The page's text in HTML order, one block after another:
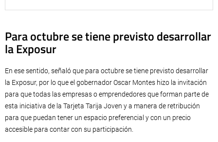
Para octubre se tiene previsto desarrollar
la Exposur
En ese sentido, señaló que para octubre se tiene previsto desarrollar
la Exposur, por lo que el gobernador Oscar Montes hizo la invitación
para que todas las empresas o emprendedores que forman parte de
esta iniciativa de la Tarjeta Tarija Joven y a manera de retribución
para que puedan tener un espacio preferencial y con un precio
accesible para contar con su participación.